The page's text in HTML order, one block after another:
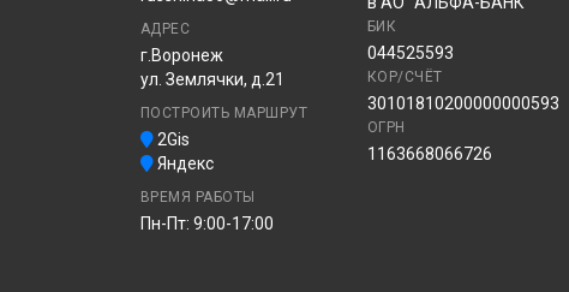
АДРЕС
г.Воронеж
ул. Землячки, д.21
ПОСТРОИТЬ МАРШРУТ
2Gis
Яндекс
ВРЕМЯ РАБОТЫ
Пн-Пт: 9:00-17:00
БИК
044525593
КОР/СЧЁТ
30101810200000000593
ОГРН
1163668066726